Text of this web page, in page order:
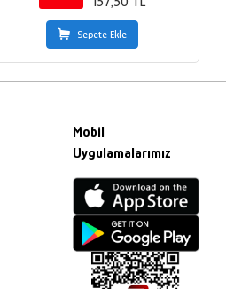
Sepete Ekle
Mobil
Uygulamalarımız